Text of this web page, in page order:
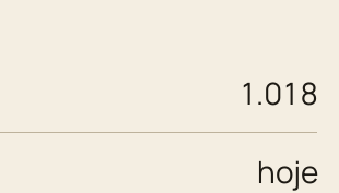
1.018
hoje